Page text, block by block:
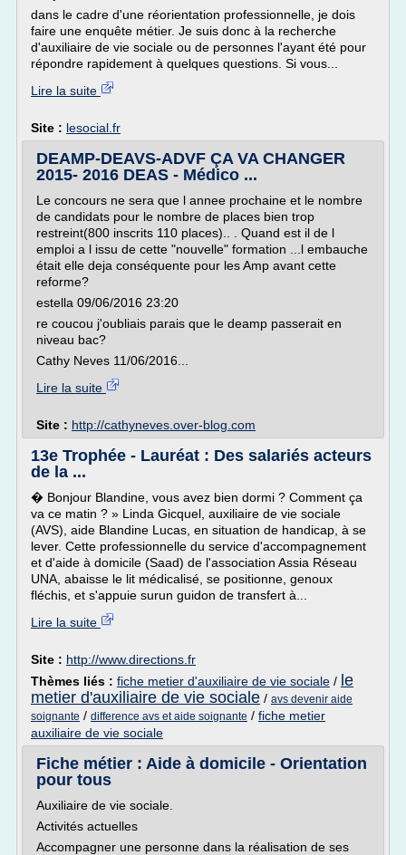
dans le cadre d'une réorientation professionnelle, je dois
faire une enquête métier. Je suis donc à la recherche
d'auxiliaire de vie sociale ou de personnes l'ayant été pour
répondre rapidement à quelques questions. Si vous...
Lire la suite
Site : lesocial.fr
DEAMP-DEAVS-ADVF ÇA VA CHANGER
2015- 2016 DEAS - Médico ...
Le concours ne sera que l annee prochaine et le nombre
de candidats pour le nombre de places bien trop
restreint(800 inscrits 110 places).. . Quand est il de l
emploi a l issu de cette "nouvelle" formation ...l embauche
était elle deja conséquente pour les Amp avant cette
reforme?
estella 09/06/2016 23:20
re coucou j'oubliais parais que le deamp passerait en
niveau bac?
Cathy Neves 11/06/2016...
Lire la suite
Site : http://cathyneves.over-blog.com
13e Trophée - Lauréat : Des salariés acteurs
de la ...
� Bonjour Blandine, vous avez bien dormi ? Comment ça
va ce matin ? » Linda Gicquel, auxiliaire de vie sociale
(AVS), aide Blandine Lucas, en situation de handicap, à se
lever. Cette professionnelle du service d'accompagnement
et d'aide à domicile (Saad) de l'association Assia Réseau
UNA, abaisse le lit médicalisé, se positionne, genoux
fléchis, et s'appuie surun guidon de transfert à...
Lire la suite
Site : http://www.directions.fr
Thèmes liés : fiche metier d'auxiliaire de vie sociale / le
metier d'auxiliaire de vie sociale / avs devenir aide
soignante / difference avs et aide soignante / fiche metier
auxiliaire de vie sociale
Fiche métier : Aide à domicile - Orientation
pour tous
Auxiliaire de vie sociale.
Activités actuelles
Accompagner une personne dans la réalisation de ses